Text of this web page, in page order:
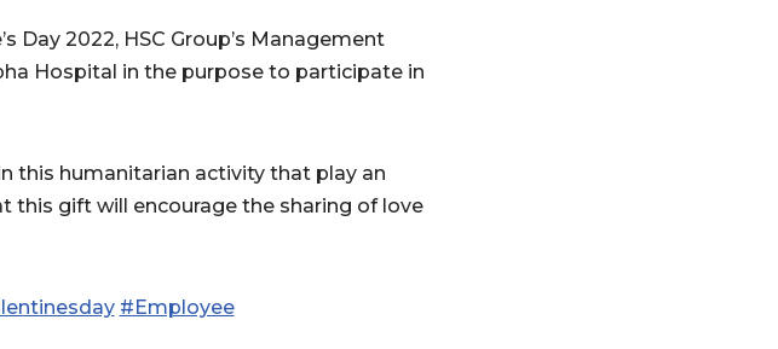
Day 2022, HSC Group’s Management
Hospital in the purpose to participate in
this humanitarian activity that play an
this gift will encourage the sharing of love
#Employee